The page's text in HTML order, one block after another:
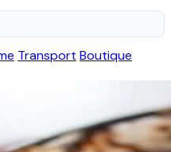
Transport Boutique